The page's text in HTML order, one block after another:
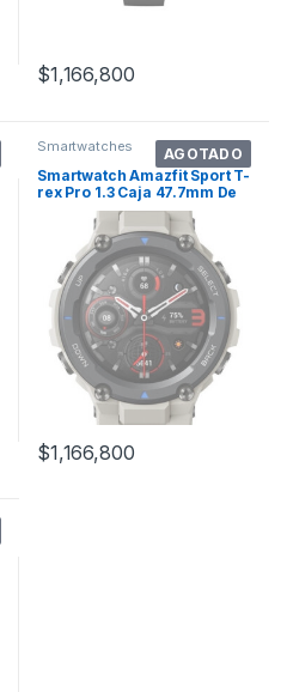
$1,166,800
AGOTADO
Smartwatches
Smartwatch Amazfit Sport T-
rex Pro 1.3 Caja 47.7mm De
Policarbonato Desert Grey,
Malla Desert Grey De
Silicona A2013
$1,166,800